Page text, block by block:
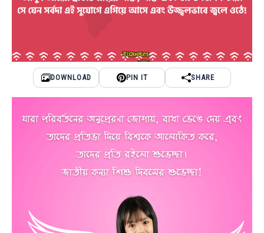
DOWNLOAD PIN IT SHARE